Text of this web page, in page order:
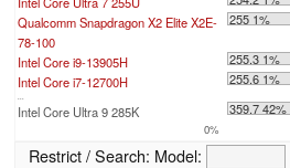
Qualcomm Snapdragon X2 Elite X2E-
78-100
255 1%
Intel Core i9-13905H
255.3 1%
Intel Core i7-12700H
255.6 1%
Intel Core Ultra 9 285K 359.7 42%
0%
Restrict / Search: Model: